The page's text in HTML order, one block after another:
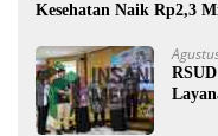
Kesehatan Naik Rp2,3